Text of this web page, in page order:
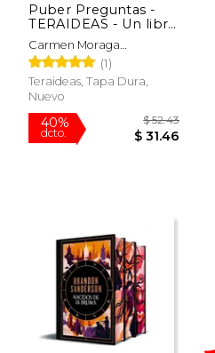
15%
dcto. $ 16.96
Puber Preguntas -
TERAIDEAS - Un libro
entretenido para
aprender sobre la
pubertad
Carmen Moraga
Hernández
(1)
Teraideas, Tapa Dura,
Nuevo